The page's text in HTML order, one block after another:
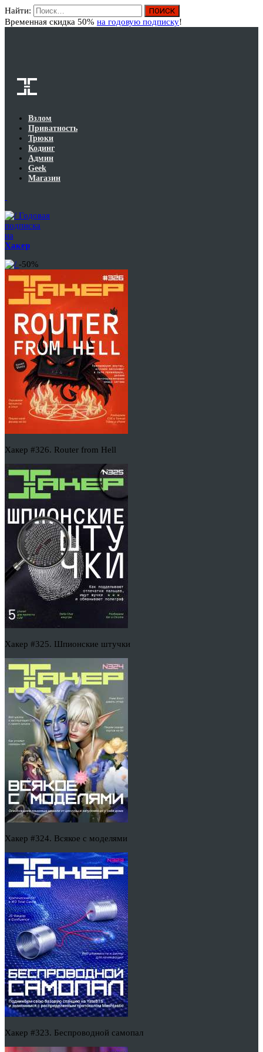
Найти:
Временная скидка 50% на годовую подписку!
Взлом
Приватность
Трюки
Кодинг
Админ
Geek
Магазин
Годовая
подписка
на
Хакер
-50%
Хакер #326. Router from Hell
Хакер #325. Шпионские штучки
Хакер #324. Всякое с моделями
Хакер #323. Беспроводной самопал